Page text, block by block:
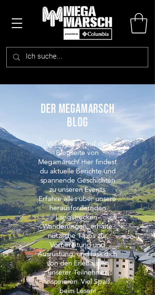
DER megamarsch
blog
Willkommen auf der
Blogseite von
Megamarsch! Hier findest
du aktuelle Berichte und
spannende Geschichten
zu unseren Events.
Erfahre alles über unsere
herausfordernden
Langstrecken-
Wanderungen, erhalte
nützliche Tipps zur
Vorbereitung und
Ausrüstung, und lass dich
von den Erlebnissen
unserer Teilnehmer
inspirieren. Viel Spaß
beim Lesen!